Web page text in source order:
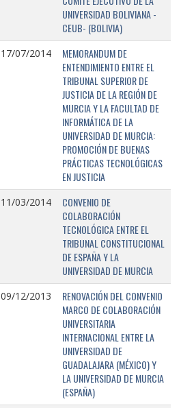
UNIVERSIDAD BOLIVIANA -
CEUB- (BOLIVIA)
17/07/2014
MEMORANDUM DE
ENTENDIMIENTO ENTRE EL
TRIBUNAL SUPERIOR DE
JUSTICIA DE LA REGIÓN DE
MURCIA Y LA FACULTAD DE
INFORMÁTICA DE LA
UNIVERSIDAD DE MURCIA:
PROMOCIÓN DE BUENAS
PRÁCTICAS TECNOLÓGICAS
EN JUSTICIA
11/03/2014
CONVENIO DE
COLABORACIÓN
TECNOLÓGICA ENTRE EL
TRIBUNAL CONSTITUCIONAL
DE ESPAÑA Y LA
UNIVERSIDAD DE MURCIA
09/12/2013
RENOVACIÓN DEL CONVENIO
MARCO DE COLABORACIÓN
UNIVERSITARIA
INTERNACIONAL ENTRE LA
UNIVERSIDAD DE
GUADALAJARA (MÉXICO) Y
LA UNIVERSIDAD DE MURCIA
(ESPAÑA)